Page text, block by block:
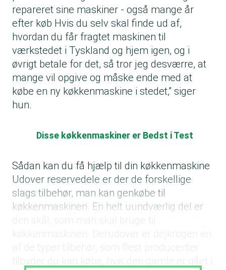
repareret sine maskiner - også mange år
efter køb Hvis du selv skal finde ud af,
hvordan du får fragtet maskinen til
værkstedet i Tyskland og hjem igen, og i
øvrigt betale for det, så tror jeg desværre, at
mange vil opgive og måske ende med at
købe en ny køkkenmaskine i stedet,” siger
hun.
Disse køkkenmaskiner er Bedst i Test
Sådan kan du få hjælp til din køkkenmaskine
Udover reservedele er der de forskellige
slags tilbehør, man kan genkøbe til
køkkenmaskinen. En helt uundværlig del er
køkkenmaskinen. Derudover er dejkrogen en
af de typer tilbehør, som flest producenter
tilbyder du kan købe, hvis den gamle er gået i